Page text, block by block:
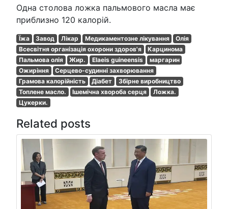
Одна столова ложка пальмового масла має
приблизно 120 калорій.
Їжа Завод Лікар Медикаментозне лікування
Олія
Всесвітня організація охорони здоров'я
Карцинома
Пальмова олія
Жир. Elaeis guineensis
маргарин
Ожиріння
Серцево-судинні захворювання
Грамова калорійність
Діабет
Збірне виробництво
Топлене масло.
Ішемічна хвороба серця
Ложка.
Цукерки.
Related posts